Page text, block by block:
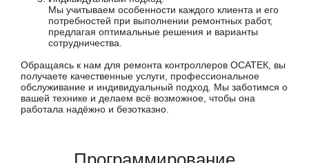
Мы учитываем особенности каждого клиента и его
потребностей при выполнении ремонтных работ,
предлагая оптимальные решения и варианты
сотрудничества.
Обращаясь к нам для ремонта контроллеров ОСАТЕК, вы
получаете качественные услуги, профессиональное
обслуживание и индивидуальный подход. Мы заботимся о
вашей технике и делаем всё возможное, чтобы она
работала надёжно и безотказно.